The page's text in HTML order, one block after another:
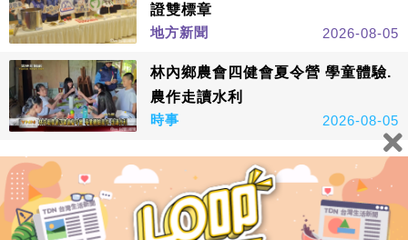
證雙標章
地方新聞
2026-08-05
林內鄉農會四健會夏令營 學童體驗.
農作走讀水利
時事
2026-08-05
看更多